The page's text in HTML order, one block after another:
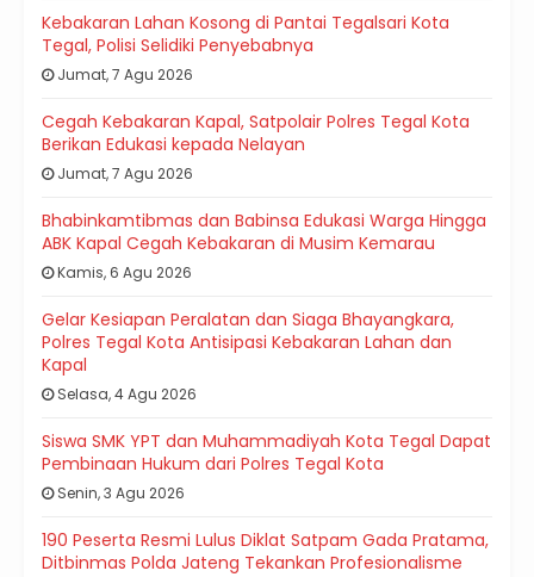
Kebakaran Lahan Kosong di Pantai Tegalsari Kota
Tegal, Polisi Selidiki Penyebabnya
Jumat, 7 Agu 2026
Cegah Kebakaran Kapal, Satpolair Polres Tegal Kota
Berikan Edukasi kepada Nelayan
Jumat, 7 Agu 2026
Bhabinkamtibmas dan Babinsa Edukasi Warga Hingga
ABK Kapal Cegah Kebakaran di Musim Kemarau
Kamis, 6 Agu 2026
Gelar Kesiapan Peralatan dan Siaga Bhayangkara,
Polres Tegal Kota Antisipasi Kebakaran Lahan dan
Kapal
Selasa, 4 Agu 2026
Siswa SMK YPT dan Muhammadiyah Kota Tegal Dapat
Pembinaan Hukum dari Polres Tegal Kota
Senin, 3 Agu 2026
190 Peserta Resmi Lulus Diklat Satpam Gada Pratama,
Ditbinmas Polda Jateng Tekankan Profesionalisme